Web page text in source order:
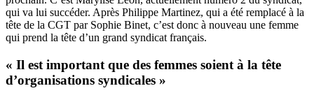
qui va lui succéder. Après Philippe Martinez, qui a été remplacé à la
tête de la CGT par Sophie Binet, c’est donc à nouveau une femme
qui prend la tête d’un grand syndicat français.
« Il est important que des femmes soient à la tête
d’organisations syndicales »